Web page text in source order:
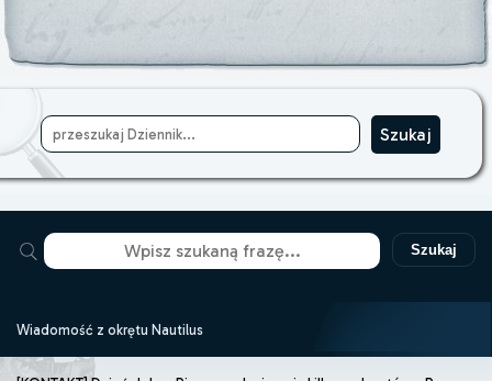
Szukaj
Wiadomość z okrętu Nautilus